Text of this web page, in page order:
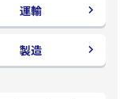
運輸
製造